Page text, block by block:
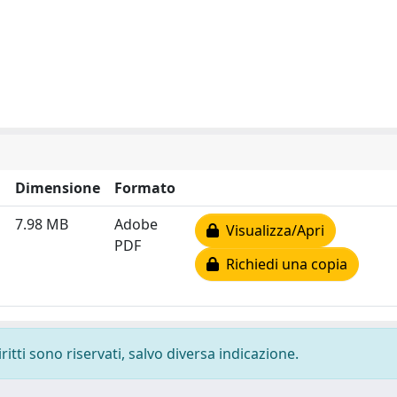
Dimensione
Formato
7.98 MB
Adobe
PDF
Visualizza/Apri
Richiedi una copia
sono riservati, salvo diversa indicazione.